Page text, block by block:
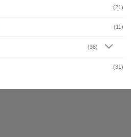
(21)
(11)
(36)
(31)